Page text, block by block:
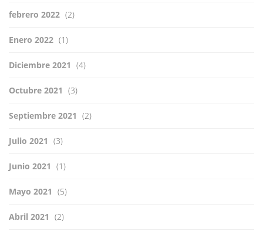
febrero 2022 (2)
Enero 2022 (1)
Diciembre 2021 (4)
Octubre 2021 (3)
Septiembre 2021 (2)
Julio 2021 (3)
Junio 2021 (1)
Mayo 2021 (5)
Abril 2021 (2)